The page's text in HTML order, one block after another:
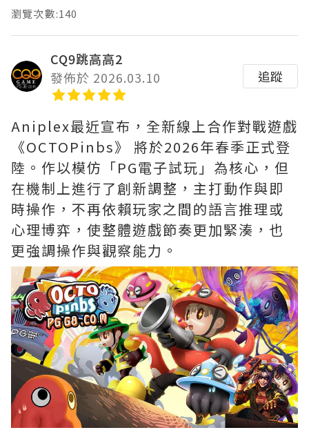
瀏覽次數:140
CQ9跳高高2
發佈於 2026.03.10
追蹤
Aniplex最近宣布，全新線上合作對戰遊戲
《OCTOPinbs》 將於2026年春季正式登
陸。作以模仿「PG電子試玩」為核心，但
在機制上進行了創新調整，主打動作與即
時操作，不再依賴玩家之間的語言推理或
心理博弈，使整體遊戲節奏更加緊湊，也
更強調操作與觀察能力。